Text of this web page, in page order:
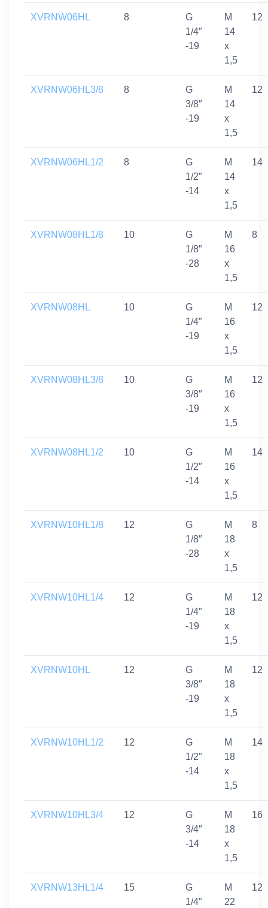
XVRNW06HL 8
G
1/4″
-19
M
14
x
1,5
12
XVRNW06HL3/8 8
G
3/8″
-19
M
14
x
1,5
12
XVRNW06HL1/2 8
G
1/2″
-14
M
14
x
1,5
14
XVRNW08HL1/8 10
G
1/8″
-28
M
16
x
1,5
8
XVRNW08HL 10
G
1/4″
-19
M
16
x
1,5
12
XVRNW08HL3/8 10
G
3/8″
-19
M
16
x
1,5
12
XVRNW08HL1/2 10
G
1/2″
-14
M
16
x
1,5
14
XVRNW10HL1/8 12
G
1/8″
-28
M
18
x
1,5
8
XVRNW10HL1/4 12
G
1/4″
-19
M
18
x
1,5
12
XVRNW10HL 12
G
3/8″
-19
M
18
x
1,5
12
XVRNW10HL1/2 12
G
1/2″
-14
M
18
x
1,5
14
XVRNW10HL3/4 12
G
3/4″
-14
M
18
x
1,5
16
XVRNW13HL1/4 15
G
1/4″
M
22
12